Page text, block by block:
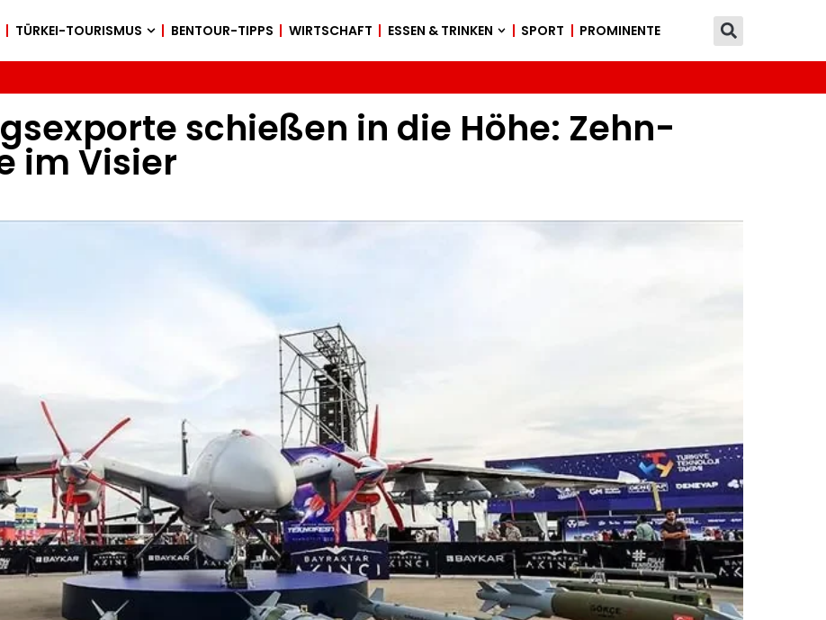
TÜRKEI-TOURISMUS BENTOUR-TIPPS WIRTSCHAFT ESSEN & TRINKEN SPORT PROMINENTE
schießen in die Höhe: Zehn-
im Visier